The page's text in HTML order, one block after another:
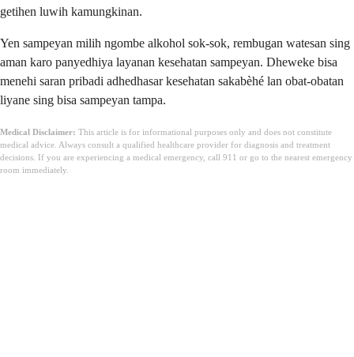
getihen luwih kamungkinan.
Yen sampeyan milih ngombe alkohol sok-sok, rembugan watesan sing
aman karo panyedhiya layanan kesehatan sampeyan. Dheweke bisa
menehi saran pribadi adhedhasar kesehatan sakabèhé lan obat-obatan
liyane sing bisa sampeyan tampa.
Medical Disclaimer: This article is for informational purposes only and does not constitute
medical advice. Always consult a qualified healthcare provider for diagnosis and treatment
decisions. If you are experiencing a medical emergency, call 911 or go to the nearest emergency
room immediately.